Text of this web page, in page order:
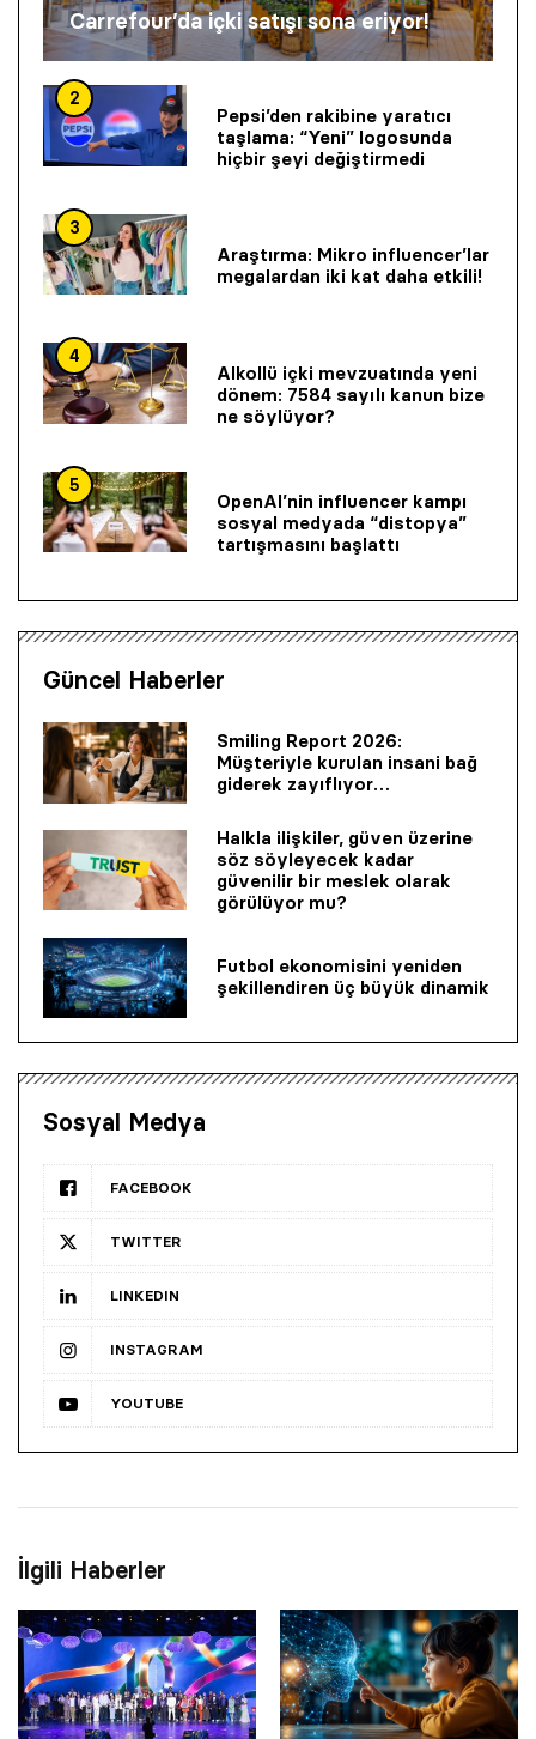
Carrefour’da içki satışı sona eriyor!
2
Pepsi’den rakibine yaratıcı
taşlama: “Yeni” logosunda
hiçbir şeyi değiştirmedi
3
Araştırma: Mikro influencer’lar
megalardan iki kat daha etkili!
4
Alkollü içki mevzuatında yeni
dönem: 7584 sayılı kanun bize
ne söylüyor?
5
OpenAI’nin influencer kampı
sosyal medyada “distopya”
tartışmasını başlattı
Güncel Haberler
Smiling Report 2026:
Müşteriyle kurulan insani bağ
giderek zayıflıyor…
Halkla ilişkiler, güven üzerine
söz söyleyecek kadar
güvenilir bir mes­lek olarak
görülüyor mu?
Futbol ekonomisini yeniden
şekillendiren üç büyük dinamik
Sosyal Medya
FACEBOOK
TWITTER
LINKEDIN
INSTAGRAM
YOUTUBE
İlgili Haberler